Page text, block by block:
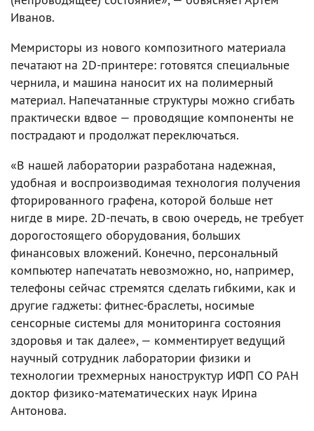
Иванов.
Мемристоры из нового композитного материала
печатают на 2D-принтере: готовятся специальные
чернила, и машина наносит их на полимерный
материал. Напечатанные структуры можно сгибать
практически вдвое — проводящие компоненты не
пострадают и продолжат переключаться.
«В нашей лаборатории разработана надежная,
удобная и воспроизводимая технология получения
фторированного графена, которой больше нет
нигде в мире. 2D-печать, в свою очередь, не требует
дорогостоящего оборудования, больших
финансовых вложений. Конечно, персональный
компьютер напечатать невозможно, но, например,
телефоны сейчас стремятся сделать гибкими, как и
другие гаджеты: фитнес-браслеты, носимые
сенсорные системы для мониторинга состояния
здоровья и так далее», — комментирует ведущий
научный сотрудник лаборатории физики и
технологии трехмерных наноструктур ИФП СО РАН
доктор физико-математических наук Ирина
Антонова.